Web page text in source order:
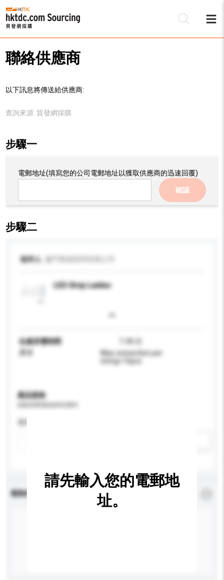
聯絡供應商
以下訊息將傳送給供應商:
查詢來源: 貿發網採購
步驟一
電郵地址(填寫您的公司電郵地址以獲取供應商的迅速回覆)
確認
步驟二
收件人
LED Strip Ladder
生產所需時間
7-30 日
Max connection per
string=15pcs
產品規格
查詢內容
請先輸入您的電郵地
址。